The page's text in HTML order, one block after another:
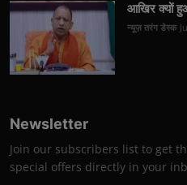
आखिर क्यों
न्यूज़ तरंग डेस्क
Newsletter
Join our subscribers list to get
special offers directly in your